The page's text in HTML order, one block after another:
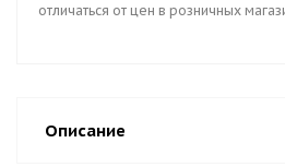
отличаться от цен в розничных
Описание